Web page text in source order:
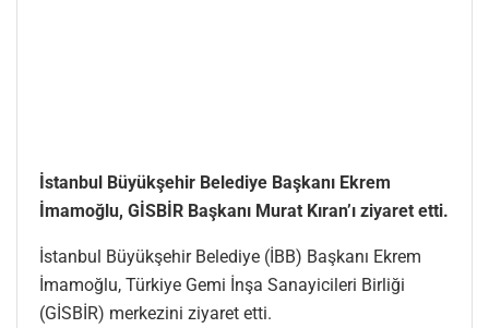
İstanbul Büyükşehir Belediye Başkanı Ekrem
İmamoğlu, GİSBİR Başkanı Murat Kıran’ı ziyaret etti.
İstanbul Büyükşehir Belediye (İBB) Başkanı Ekrem
İmamoğlu, Türkiye Gemi İnşa Sanayicileri Birliği
(GİSBİR) merkezini ziyaret etti.